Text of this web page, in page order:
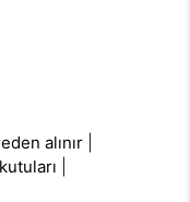
alınır